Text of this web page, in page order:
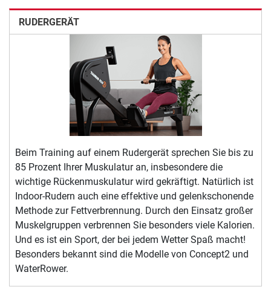
RUDERGERÄT
Beim Training auf einem Rudergerät sprechen Sie bis zu
85 Prozent Ihrer Muskulatur an, insbesondere die
wichtige Rückenmuskulatur wird gekräftigt. Natürlich ist
Indoor-Rudern auch eine effektive und gelenkschonende
Methode zur Fettverbrennung. Durch den Einsatz großer
Muskelgruppen verbrennen Sie besonders viele Kalorien.
Und es ist ein Sport, der bei jedem Wetter Spaß macht!
Besonders bekannt sind die Modelle von Concept2 und
WaterRower.